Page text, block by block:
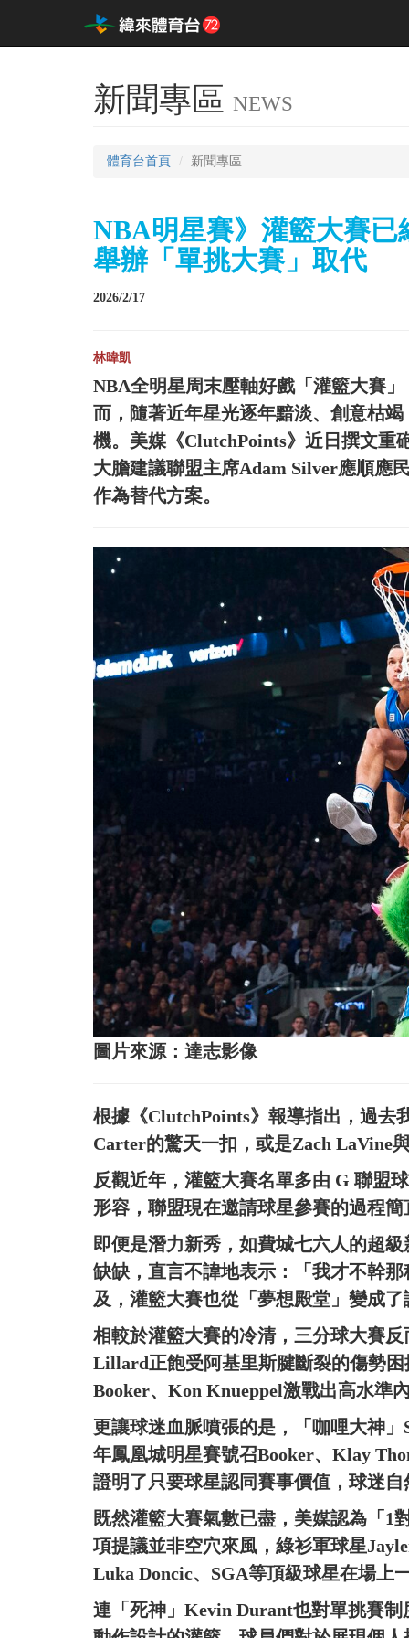
新聞專區 NEWS
體育台首頁 新聞專區
NBA明星賽》灌籃大賽
舉辦「單挑大賽」取代
2026/2/17
林暐凱
NBA全明星周末壓軸好戲「灌籃大賽
而，隨著近年星光逐年黯淡、創意枯
機。美媒《ClutchPoints》近日撰文重
大膽建議聯盟主席Adam Silver應順應
作為替代方案。
圖片來源：達志影像
根據《ClutchPoints》報導指出，過去
Carter的驚天一扣，或是Zach LaVine
反觀近年，灌籃大賽名單多由 G 聯盟
形容，聯盟現在邀請球星參賽的過程
即便是潛力新秀，如費城七六人的超
缺缺，直言不諱地表示：「我才不幹
及，灌籃大賽也從「夢想殿堂」變成
相較於灌籃大賽的冷清，三分球大賽
Lillard正飽受阿基里斯腱斷裂的傷勢
Booker、Kon Knueppel激戰出高水準
更讓球迷血脈噴張的是，「咖哩大神
年鳳凰城明星賽號召Booker、Klay
證明了只要球星認同賽事價值，球迷自
既然灌籃大賽氣數已盡，美媒認為「1
項提議並非空穴來風，綠衫軍球星
Luka Doncic、SGA等頂級球星在場上
連「死神」Kevin Durant也對單挑賽